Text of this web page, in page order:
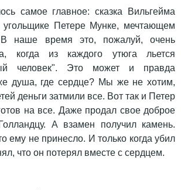
самое главное: сказка Вильгейма
Петере Мунке, мечтающем
В наше время это, пожалуй, очень
когда из каждого утюга льется
человек". Это может и правда
душа, где сердце? Мы же не хотим,
деньги затмили все. Вот так и Петер
на все. Даже продал свое доброе
А взамен получил камень.
ему не принесло. И только когда убил
что он потерял вместе с сердцем.